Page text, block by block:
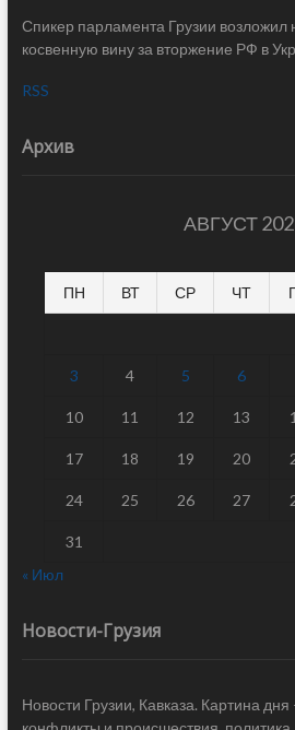
Спикер парламента Грузии возложил
косвенную вину за вторжение РФ в
RSS
Архив
АВГУСТ
ПН ВТ СР ЧТ
3 4 5 6
10 11 12 13
17 18 19 20
24 25 26 27
31
« Июл
Новости-Грузия
Новости Грузии, Кавказа. Картина